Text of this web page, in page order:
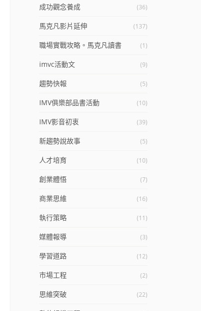
成功觀念養成 (36)
馬克凡影片延伸 (137)
職場實戰攻略。馬克凡讀書 (1)
imvc活動文 (9)
趨勢快報 (5)
IMV俱樂部品書活動 (10)
IMV影音初衷 (39)
新趨勢說故事 (5)
人才培育 (10)
創業體悟 (7)
商業思維 (16)
執行策略 (11)
媒體報導 (3)
學習道路 (12)
市場工程 (2)
思維突破 (22)